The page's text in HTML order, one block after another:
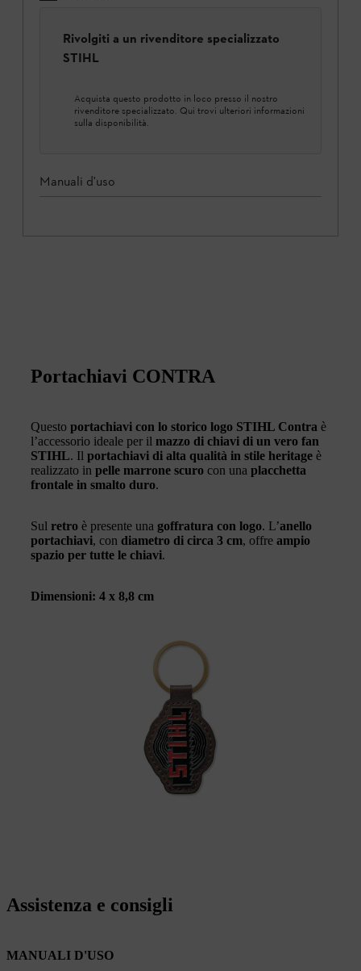
Rivolgiti a un rivenditore specializzato
STIHL
Acquista questo prodotto in loco presso il nostro
rivenditore specializzato. Qui trovi ulteriori informazioni
sulla disponibilità.
Manuali d'uso
Portachiavi CONTRA
Questo portachiavi con lo storico logo STIHL Contra è
l’accessorio ideale per il mazzo di chiavi di un vero fan
STIHL. Il portachiavi di alta qualità in stile heritage è
realizzato in pelle marrone scuro con una placchetta
frontale in smalto duro.
Sul retro è presente una goffratura con logo. L’anello
portachiavi, con diametro di circa 3 cm, offre ampio
spazio per tutte le chiavi.
Dimensioni: 4 x 8,8 cm
Assistenza e consigli
MANUALI D'USO